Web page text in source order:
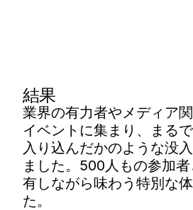
結果
業界の有力者やメディア
イベントに集まり、まる
入り込んだかのような没
ました。500人もの参加
有しながら味わう特別な
た。